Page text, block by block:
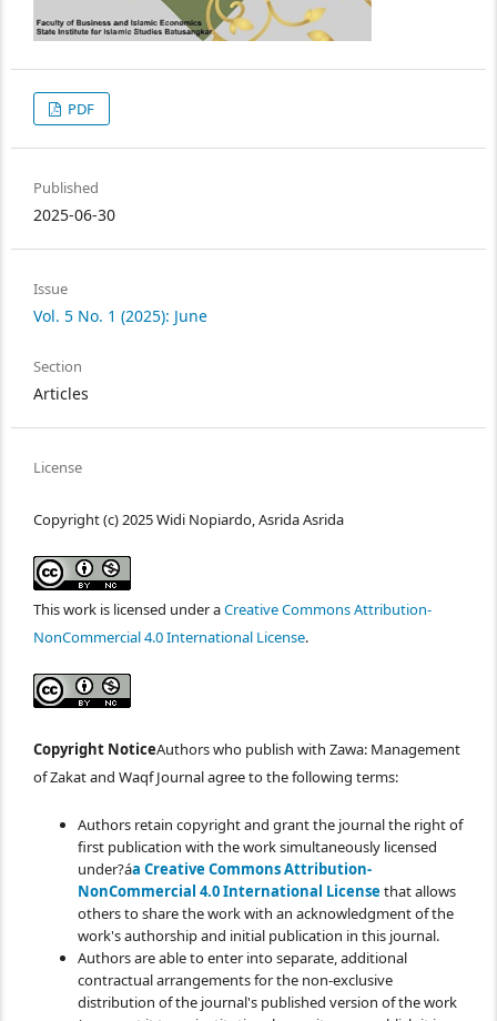
PDF
Published
2025-06-30
Issue
Vol. 5 No. 1 (2025): June
Section
Articles
License
Copyright (c) 2025 Widi Nopiardo, Asrida Asrida
This work is licensed under aCreative Commons Attribution-
NonCommercial 4.0 International License.
Copyright NoticeAuthors who publish with Zawa: Management
of Zakat and Waqf Journal agree to the following terms:
Authors retain copyright and grant the journal the right of
first publication with the work simultaneously licensed
under?áa Creative Commons Attribution-
NonCommercial 4.0 International Licensethat allows
others to share the work with an acknowledgment of the
work's authorship and initial publication in this journal.
Authors are able to enter into separate, additional
contractual arrangements for the non-exclusive
distribution of the journal's published version of the work